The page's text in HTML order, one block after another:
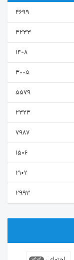
4699
3233
1408
3005
5579
2323
7987
1506
2102
2993